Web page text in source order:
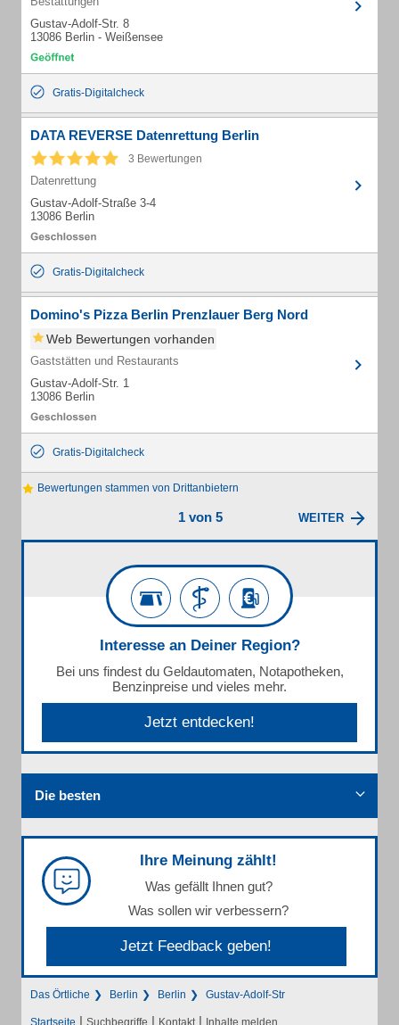
Gustav-Adolf-Str. 8
13086 Berlin - Weißensee
Gratis-Digitalcheck
DATA REVERSE Datenrettung Berlin
3 Bewertungen
Datenrettung
Gustav-Adolf-Straße 3-4
13086 Berlin
Gratis-Digitalcheck
Domino's Pizza Berlin Prenzlauer Berg Nord
Web Bewertungen vorhanden
Gaststätten und Restaurants
Gustav-Adolf-Str. 1
13086 Berlin
Gratis-Digitalcheck
Bewertungen stammen von Drittanbietern
1 von 5 WEITER
Interesse an Deiner Region?
Bei uns findest du Geldautomaten, Notapotheken,
Benzinpreise und vieles mehr.
Jetzt entdecken!
Die besten
Ihre Meinung zählt!
Was gefällt Ihnen gut?
Was sollen wir verbessern?
Jetzt Feedback geben!
Das Örtliche Berlin Berlin Gustav-Adolf-Str
| | |